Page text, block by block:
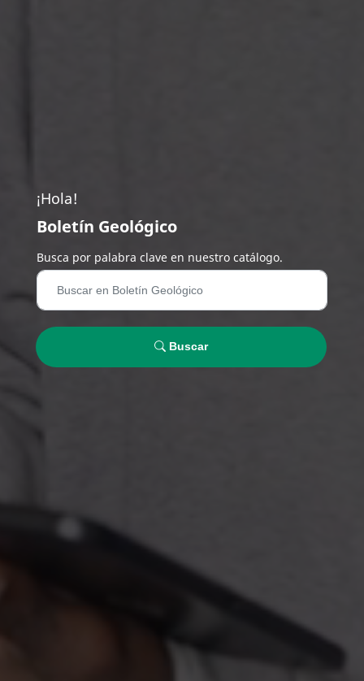
¡Hola!
Boletín Geológico
Busca por palabra clave en nuestro catálogo.
Buscar